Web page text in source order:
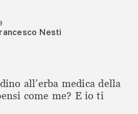
Nesti
all’erba medica della
come me? E io ti